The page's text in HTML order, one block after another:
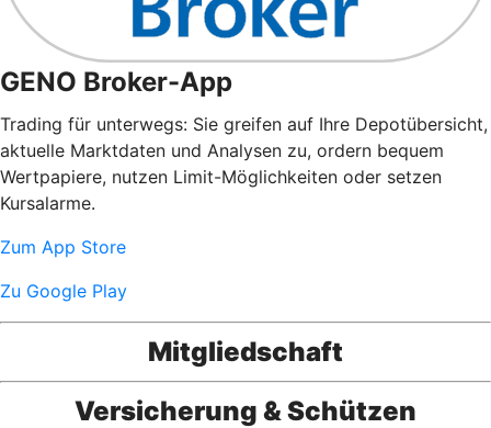
GENO Broker-App
Trading für unterwegs: Sie greifen auf Ihre Depotübersicht,
aktuelle Marktdaten und Analysen zu, ordern bequem
Wertpapiere, nutzen Limit-Möglichkeiten oder setzen
Kursalarme.
Zum App Store
Zu Google Play
Mitgliedschaft
Versicherung & Schützen